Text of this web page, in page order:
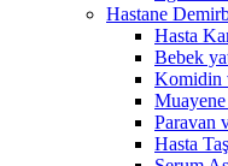
Hastane
Hasta
Bebek
Komidin
Paravan
Hasta